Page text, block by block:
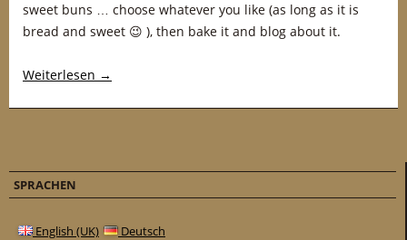
sweet buns … choose whatever you like (as long as it is
bread and sweet 😉 ), then bake it and blog about it.
Weiterlesen →
SPRACHEN
English (UK) Deutsch